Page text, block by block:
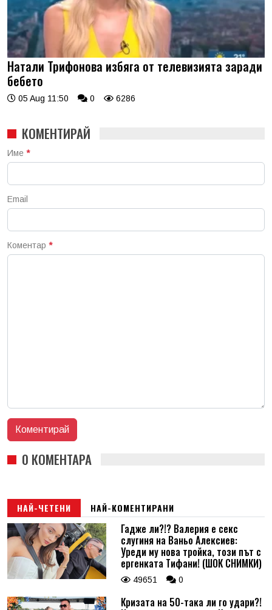
Натали Трифонова избяга от телевизията заради
бебето
05 Aug 11:50 0 6286
КОМЕНТИРАЙ
Име *
Email
Коментар *
0 КОМЕНТАРА
НАЙ-ЧЕТЕНИ НАЙ-КОМЕНТИРАНИ
Гадже ли?!? Валерия е секс
слугиня на Ваньо Алексиев:
Уреди му нова тройка, този път с
ергенката Тифани! (ШОК СНИМКИ)
49651 0
Кризата на 50-така ли го удари?!